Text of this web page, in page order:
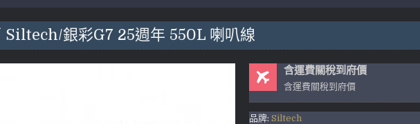
Siltech/銀彩G7 25週年 550L 喇叭線
含運費關稅到府價
含運費關稅到府價
品牌: Siltech